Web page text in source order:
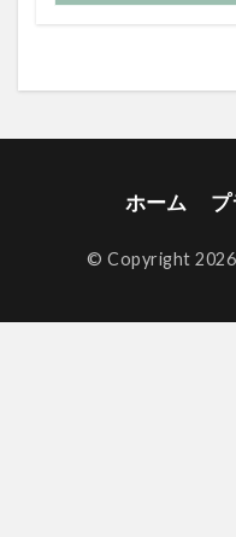
ホーム
© Copyright 2026